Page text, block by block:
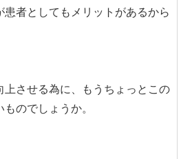
者としてもメリットがあるから
させる為に、もうちょっとこの
のでしょうか。